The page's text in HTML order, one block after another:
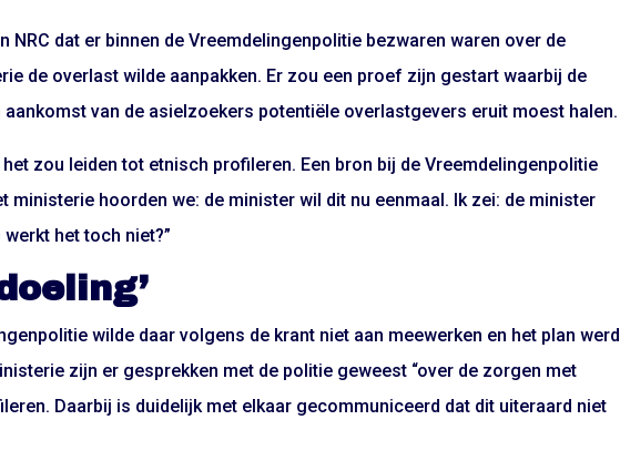
NRC dat er binnen de Vreemdelingenpolitie bezwaren waren over de
de overlast wilde aanpakken. Er zou een proef zijn gestart waarbij de
van de asielzoekers potentiële overlastgevers eruit moest halen.
zou leiden tot etnisch profileren. Een bron bij de Vreemdelingenpolitie
ministerie hoorden we: de minister wil dit nu eenmaal. Ik zei: de minister
het toch niet?”
wilde daar volgens de krant niet aan meewerken en het plan werd
zijn er gesprekken met de politie geweest “over de zorgen met
Daarbij is duidelijk met elkaar gecommuniceerd dat dit uiteraard niet